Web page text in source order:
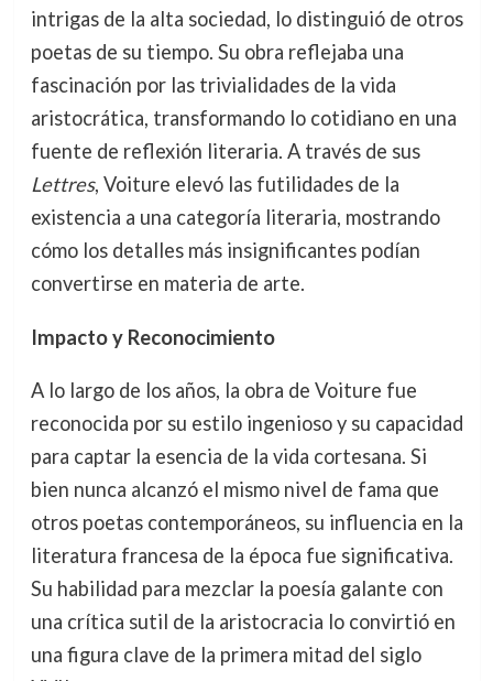
intrigas de la alta sociedad, lo distinguió de otros
poetas de su tiempo. Su obra reflejaba una
fascinación por las trivialidades de la vida
aristocrática, transformando lo cotidiano en una
fuente de reflexión literaria. A través de sus
Lettres, Voiture elevó las futilidades de la
existencia a una categoría literaria, mostrando
cómo los detalles más insignificantes podían
convertirse en materia de arte.
Impacto y Reconocimiento
A lo largo de los años, la obra de Voiture fue
reconocida por su estilo ingenioso y su capacidad
para captar la esencia de la vida cortesana. Si
bien nunca alcanzó el mismo nivel de fama que
otros poetas contemporáneos, su influencia en la
literatura francesa de la época fue significativa.
Su habilidad para mezclar la poesía galante con
una crítica sutil de la aristocracia lo convirtió en
una figura clave de la primera mitad del siglo